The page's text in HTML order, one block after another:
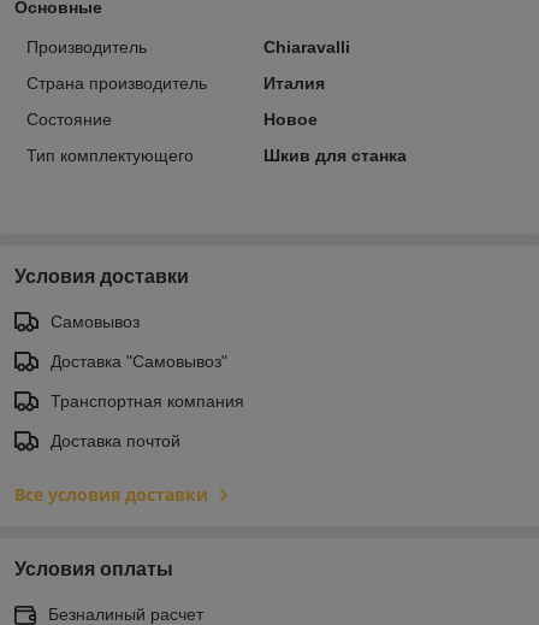
Основные
Производитель
Chiaravalli
Страна производитель
Италия
Состояние
Новое
Тип комплектующего
Шкив для станка
Условия доставки
Самовывоз
Доставка "Самовывоз"
Транспортная компания
Доставка почтой
Все условия доставки
Условия оплаты
Безналиный расчет